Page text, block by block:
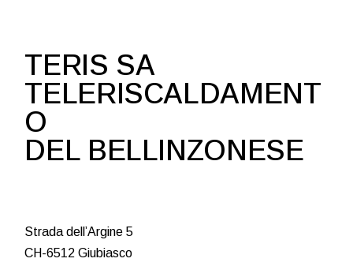
TERIS SA
TELERISCALDAMENT
O
DEL BELLINZONESE
Strada dell’Argine 5
CH-6512 Giubiasco